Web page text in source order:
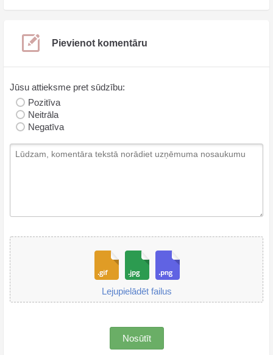
Pievienot komentāru
Jūsu attieksme pret sūdzību:
Pozitīva
Neitrāla
Negatīva
Lejupielādēt failus
Nosūtīt